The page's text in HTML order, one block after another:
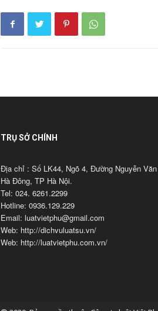
TRỤ SỞ CHÍNH
Địa chỉ : Số LK44, Ngõ 4, Đường Nguyễn Văn
Hà Đông, TP Hà Nội.
Tel: 024. 6261.2299
Hotline: 0936.129.229
Email: luatvietphu@gmail.com
Web: http://dichvuluatsu.vn/
Web: http://luatvietphu.com.vn/